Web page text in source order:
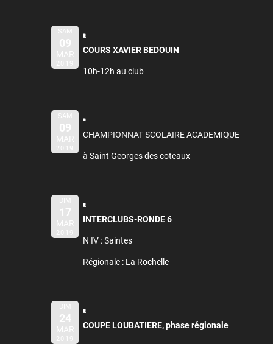
SAM
09
MAR
2019
COURS XAVIER BEDOUIN
10h-12h au club
SAM
09
MAR
2019
CHAMPIONNAT SCOLAIRE ACADEMIQUE
à Saint Georges des coteaux
DIM
17
MAR
2019
INTERCLUBS-RONDE 6
N IV : Saintes
Régionale : La Rochelle
DIM
24
MAR
2019
COUPE LOUBATIERE, phase régionale